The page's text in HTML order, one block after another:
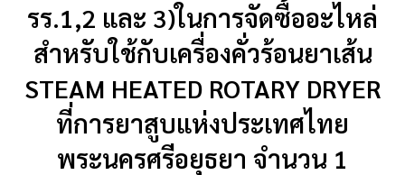
รร.1,2 และ 3)ในการจัดซื้ออะไหล่
สำหรับใช้กับเครื่องคั่วร้อนยาเส้น
STEAM HEATED ROTARY DRYER
ที่การยาสูบแห่งประเทศไทย
พระนครศรีอยุธยา จำนวน 1